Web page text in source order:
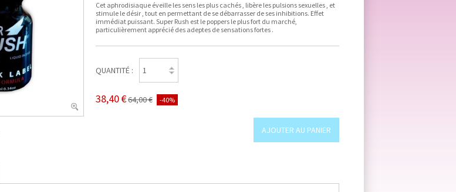
Cet aphrodisiaque éveille les sens les plus cachés , libère les pulsions sexuelles , et
stimule le désir , tout en permettant de se débarrasser de ses inhibitions. Effet
immédiat puissant. Super Rush est le poppers le plus fort du marché,
particulièrement apprécié des adeptes de sensations fortes .
QUANTITÉ :
38,40 €64,00 € -40%